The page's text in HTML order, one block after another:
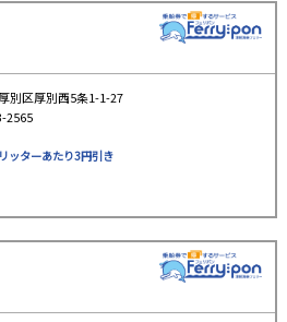
別区厚別西5条1-1-27
2565
ッターあたり3円引き